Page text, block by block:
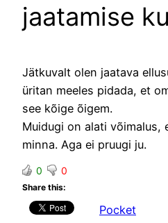
jaatamise
Jätkuvalt olen jaatava
üritan meeles pidada, et
see kõige õigem.
Muidugi on alati võimalus,
minna. Aga ei pruugi ju.
0 0
Share this:
Pocket